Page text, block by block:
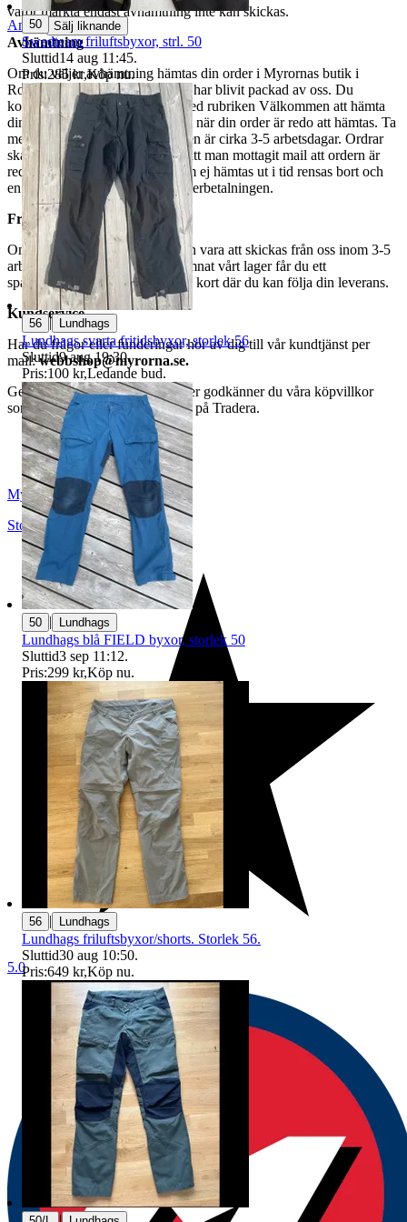
varor märkta endast avhämtning inte kan skickas.
Avhämtning
Om du väljer avhämtning hämtas din order i Myrornas butik i
Ropsten, Kolargatan 2 efter den har blivit packad av oss. Du
kommer att få ett separat mail med rubriken Välkommen att hämta
din order på Myrorna i Ropsten! när din order är redo att hämtas. Ta
med legitimation. Hanteringstiden är cirka 3-5 arbetsdagar. Ordrar
ska hämtas senast 7 dagar efter att man mottagit mail att ordern är
redo för avhämtning. Ordrar som ej hämtas ut i tid rensas bort och
en avgift på 84 kr dras av från återbetalningen.
Frakt
Om du har valt frakt kommer din vara att skickas från oss inom 3-5
arbetsdagar. När din vara har lämnat vårt lager får du ett
spårningsnummer av DSV inom kort där du kan följa din leverans.
Kundservice
Har du frågor eller funderingar hör av dig till vår kundtjänst per
mail:webbshop@myrorna.se.
Genom att buda på våra annonser godkänner du våra köpvillkor
som du hittar på vår infosida här på Tradera.
Anmäl Sälj liknande
Myrorna
Stockholm
Sverige
5.0
50
Swedteam friluftsbyxor, strl. 50
Sluttid14 aug 11:45.
Pris:285 kr,Köp nu.
56 | Lundhags
Lundhags svarta fritidsbyxor, storlek 56
Sluttid9 aug 19:30.
Pris:100 kr,Ledande bud.
50 | Lundhags
Lundhags blå FIELD byxor, storlek 50
Sluttid3 sep 11:12.
Pris:299 kr,Köp nu.
56 | Lundhags
Lundhags friluftsbyxor/shorts. Storlek 56.
Sluttid30 aug 10:50.
Pris:649 kr,Köp nu.